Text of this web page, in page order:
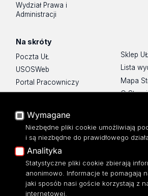
Wydział Prawa i
Administracji
Na skróty
Poczta UŁ
USOSWeb
Portal Pracowniczy
Baza Aktów Własnych
Moodle
Eksperci UŁ
Polityka Prywatności
Dostępność
Sklep
Lista
Mapa
O
Wymagane
Niezbędne pliki cookie umożliwiają
i są niezbędne do prawidłowego
Analityka
Statystyczne pliki cookie zbierają
anonimowo. Informacje te pomagają
jaki sposób nasi goście korzystają z
internetowej.